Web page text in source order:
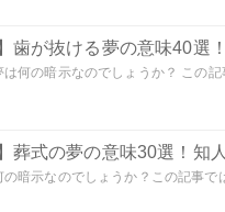
歯が抜ける夢の意味40選
は何の暗示なのでしょうか？ この
葬式の夢の意味30選！知
の暗示なのでしょうか？この記事で